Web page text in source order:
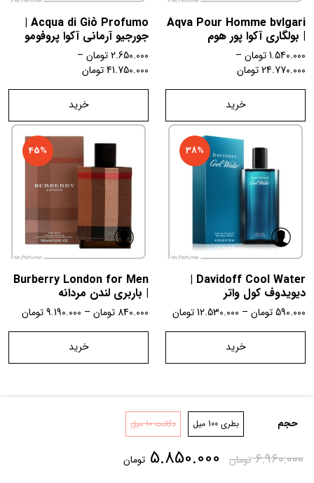
حجم بطری 100 میل دکانت 10 میل
6.960.000 تومان 5.850.000 تومان
Aqva Pour Homme bvlgari
| بولگاری آکوا پور هوم
1.540.000تومان –
24.770.000تومان
خرید
Acqua di Giò Profumo |
جورجیو آرمانی آکوا پروفومو
2.650.000تومان –
41.750.000تومان
خرید
38%
Davidoff Cool Water |
دیویدوف کول واتر
590.000تومان –
12.530.000تومان
خرید
45%
Burberry London for Men
| باربری لندن مردانه
840.000 تومان –
9.190.000تومان
خرید